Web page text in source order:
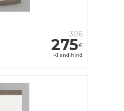
306
275€
Kliendihind